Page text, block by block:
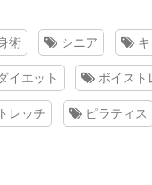
術 シニア
イエット ボイスト
レッチ ピラティス